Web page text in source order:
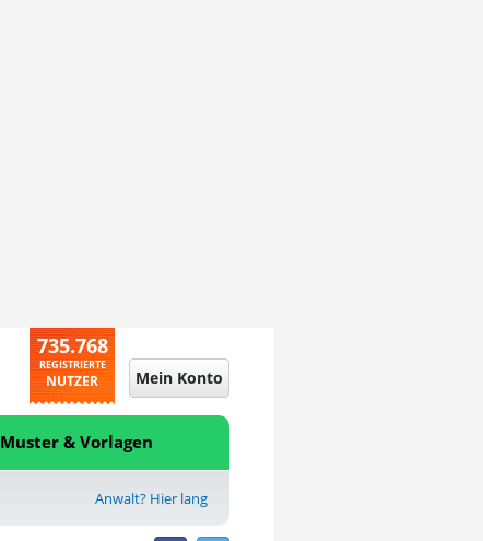
735.768
REGISTRIERTE
NUTZER Mein Konto
Muster & Vorlagen
Anwalt? Hier lang